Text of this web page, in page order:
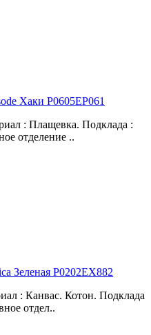
Хаки P0605EP061
: Плащевка. Подклада :
отделение ..
Зеленая P0202EX882
: Канвас. Котон. Подклада
отдел..